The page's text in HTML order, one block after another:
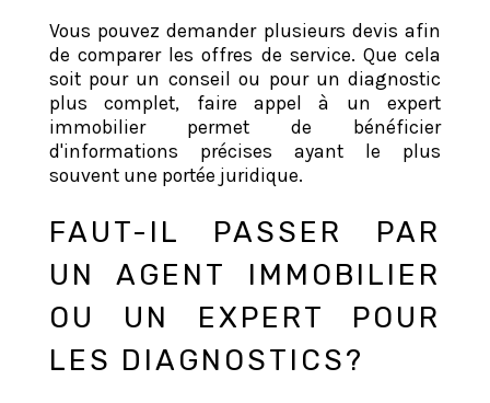
Vous pouvez demander plusieurs devis afin
de comparer les offres de service. Que cela
soit pour un conseil ou pour un diagnostic
plus complet, faire appel à un expert
immobilier permet de bénéficier
d'informations précises ayant le plus
souvent une portée juridique.
FAUT-IL PASSER PAR
UN AGENT IMMOBILIER
OU UN EXPERT POUR
LES DIAGNOSTICS?